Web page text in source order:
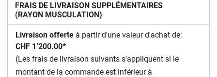
FRAIS DE LIVRAISON SUPPLÉMENTAIRES
(RAYON MUSCULATION)
Livraison offerte à partir d'une valeur d'achat de:
CHF 1’200.00*
(Les frais de livraison suivants s’appliquent si le
montant de la commande est inférieur à